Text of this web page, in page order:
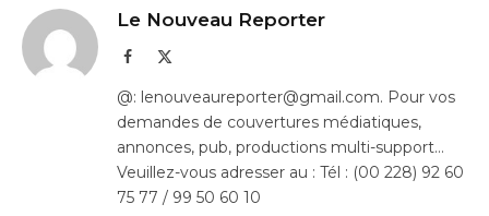
Le Nouveau Reporter
Facebook
@: lenouveaureporter@gmail.com. Pour vos
demandes de couvertures médiatiques,
annonces, pub, productions multi-support…
Veuillez-vous adresser au : Tél : (00 228) 92 60
75 77 / 99 50 60 10